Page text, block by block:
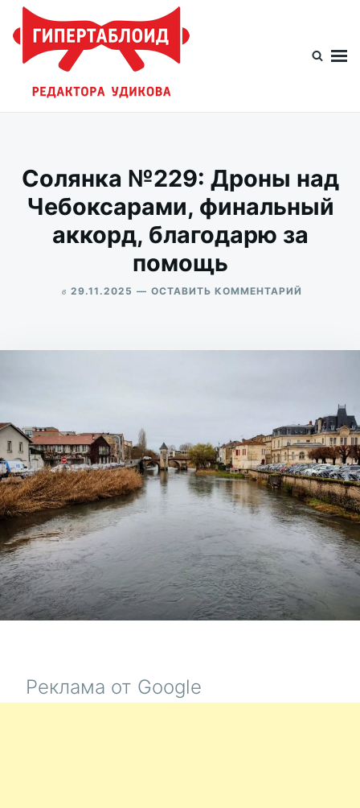
Перейти
содержимому
Искать:
Солянка №229: Дроны над
Чебоксарами, финальный
аккорд, благодарю за
помощь
в 29.11.2025 ОСТАВИТЬ КОММЕНТАРИЙ
НАД
ЗА
ПОМОЩЬ
Реклама от Google